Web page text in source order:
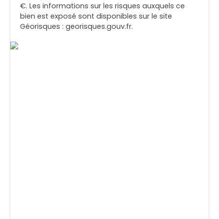
€. Les informations sur les risques auxquels ce
bien est exposé sont disponibles sur le site
Géorisques : georisques.gouv.fr.